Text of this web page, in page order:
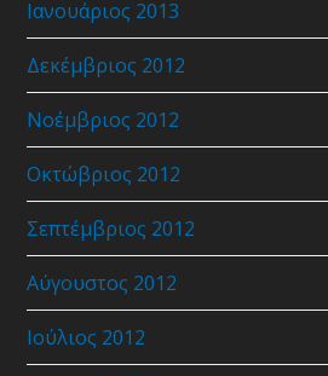
Ιανουάριος 2013
Δεκέμβριος 2012
Νοέμβριος 2012
Οκτώβριος 2012
Σεπτέμβριος 2012
Αύγουστος 2012
Ιούλιος 2012